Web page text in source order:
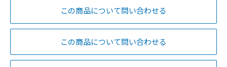
この商品について問い合わせる
この商品について問い合わせる